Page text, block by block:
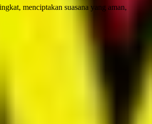
menciptakan suasana yang aman,